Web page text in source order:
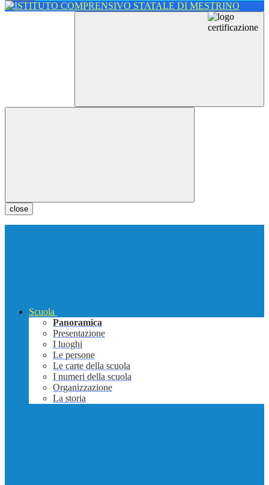
close
Scuola
Panoramica
Presentazione
I luoghi
Le persone
Le carte della scuola
I numeri della scuola
Organizzazione
La storia